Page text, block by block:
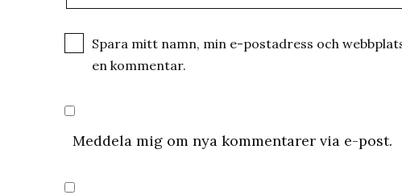
Spara mitt namn, min e-postadress och
en kommentar.
Meddela mig om nya kommentarer via e-post.